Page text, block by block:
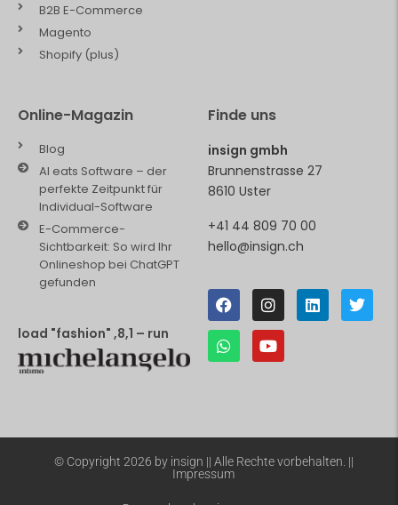
B2B E-Commerce
Magento
Shopify (plus)
Online-Magazin
Blog
AI eats Software – der
perfekte Zeitpunkt für
Individual-Software
E-Commerce-
Sichtbarkeit: So wird Ihr
Onlineshop bei ChatGPT
gefunden
load "fashion" ,8,1 – run
Finde uns
insign gmbh
Brunnenstrasse 27
8610 Uster
+41 44 809 70 00
hello@insign.ch
© Copyright 2026 by insign || Alle Rechte vorbehalten. ||
Impressum